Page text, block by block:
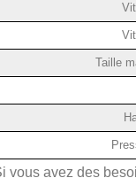
Taille
vous avez des